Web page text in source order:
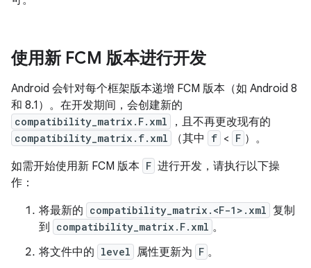
使用新 FCM 版本进行开发
Android 会针对每个框架版本递增 FCM 版本（如 Android 8
和 8.1）。在开发期间，会创建新的
compatibility_matrix.F.xml ，且不再更改现有的
compatibility_matrix.f.xml （其中 f < F ）。
如需开始使用新 FCM 版本 F 进行开发，请执行以下操
作：
将最新的 compatibility_matrix.<F-1>.xml 复制
到
compatibility_matrix.F.xml 。
将文件中的 level 属性更新为 F 。